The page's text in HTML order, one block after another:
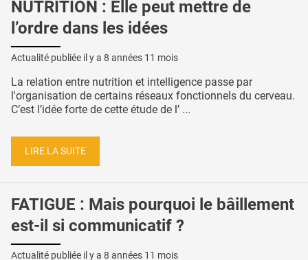
NUTRITION : Elle peut mettre de
l’ordre dans les idées
Actualité publiée il y a 8 années 11 mois
La relation entre nutrition et intelligence passe par
l'organisation de certains réseaux fonctionnels du cerveau.
C’est l’idée forte de cette étude de l’ ...
LIRE LA SUITE
FATIGUE : Mais pourquoi le bâillement
est-il si communicatif ?
Actualité publiée il y a 8 années 11 mois